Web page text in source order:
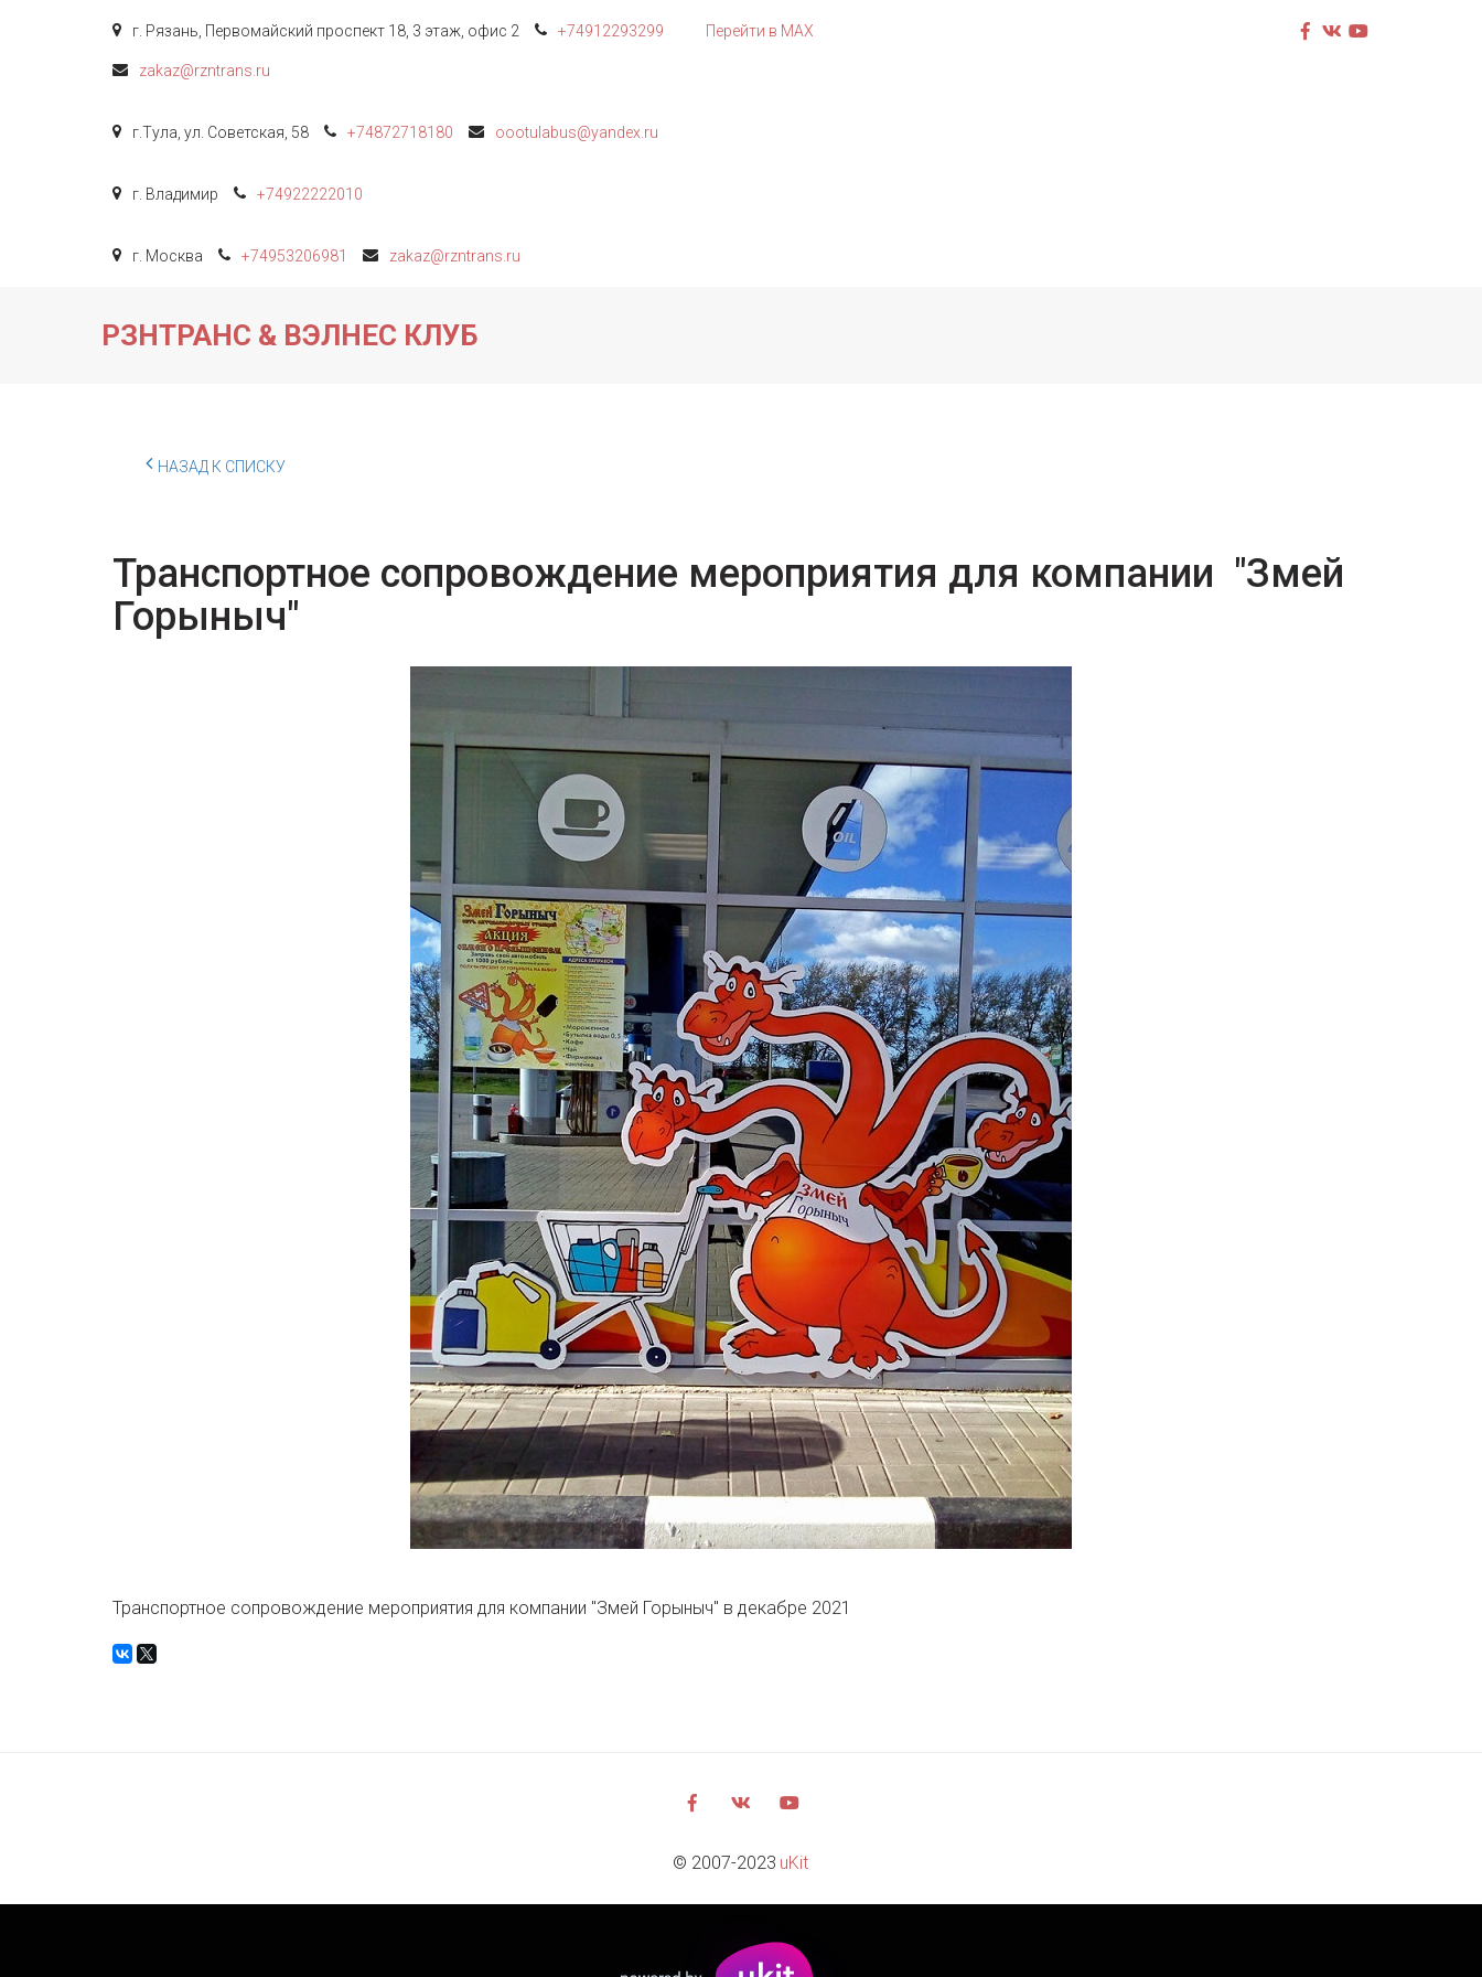
г. Рязань Первомайский проспект 18, 3 этаж офис 2 +74912293299 Перейти в MAX
zakaz@rzntrans.ru
г.Тула ул. Советская, 58 +74872718180 oootulabus@yandex.ru
г. Владимир +74922222010
г. Москва +74953206981 zakaz@rzntrans.ru
РЗНТРАНС & ВЭЛНЕС КЛУБ
НАЗАД К СПИСКУ
Транспортное сопровождение мероприятия для компании "Змей
Горыныч"
Транспортное сопровождение мероприятия для компании "Змей Горыныч" в декабре 2021
© 2007-2023 uKit